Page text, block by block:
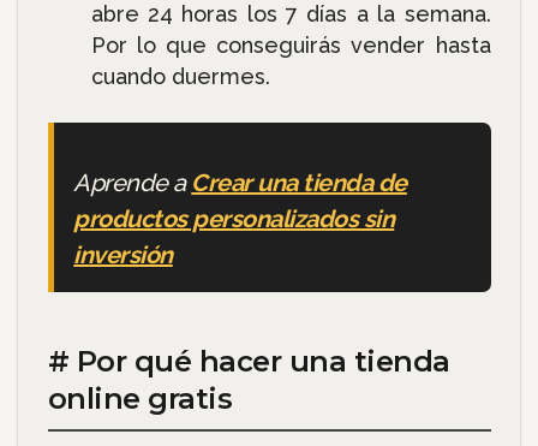
abre 24 horas los 7 días a la semana.
Por lo que conseguirás vender hasta
cuando duermes.
Aprende a Crear una tienda de
productos personalizados sin
inversión
# Por qué hacer una tienda
online gratis